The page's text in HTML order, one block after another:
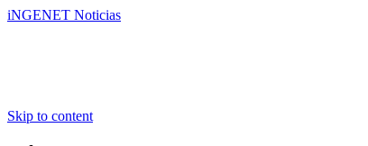
iNGENET Noticias
Skip to content